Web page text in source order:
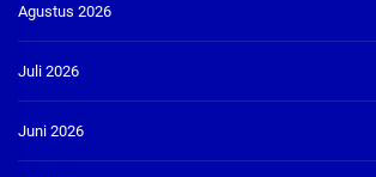
Agustus 2026
Juli 2026
Juni 2026